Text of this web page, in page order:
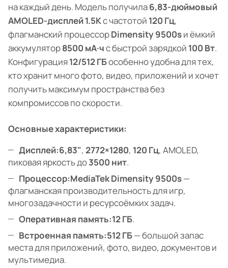
на каждый день. Модель получила6,83-дюймовый
AMOLED-дисплей 1.5Kс частотой 120 Гц,
флагманский процессорDimensity 9500sи ёмкий
аккумулятор8500 мА·чс быстрой зарядкой 100 Вт.
Конфигурация12/512 ГБособенно удобна для тех,
кто хранит много фото, видео, приложений и хочет
получить максимум пространства без
компромиссов по скорости.
Основные характеристики:
Дисплей:6,83", 2772×1280, 120 Гц, AMOLED,
пиковая яркость до3500 нит.
Процессор:MediaTek Dimensity 9500s—
флагманская производительность для игр,
многозадачности и ресурсоёмких задач.
Оперативная память:12 ГБ.
Встроенная память:512 ГБ— большой запас
места для приложений, фото, видео, документов и
мультимедиа.